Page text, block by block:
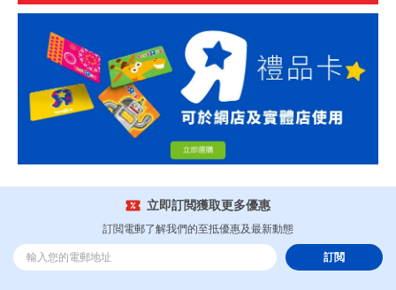
立即訂閲獲取更多優惠
訂閲電郵了解我們的至抵優惠及最新動態
訂閲